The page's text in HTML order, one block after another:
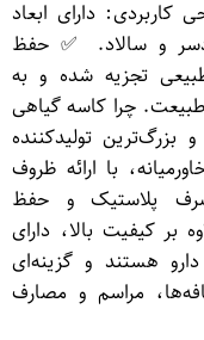
کاربردی: دارای ابعاد
و سالاد. ✅ حفظ
تجزیه شده و به
چرا کاسه گیاهی
تولیدکننده
با ارائه ظروف
پلاستیک و حفظ
کیفیت بالا، دارای
هستند و گزینه‌ای
مراسم و مصارف